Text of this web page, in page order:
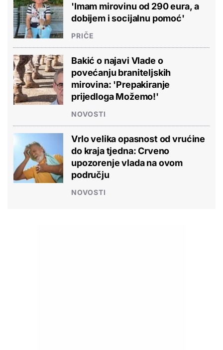
'Imam mirovinu od 290 eura, a
dobijem i socijalnu pomoć'
PRIČE
Bakić o najavi Vlade o
povećanju braniteljskih
mirovina: 'Prepakiranje
prijedloga Možemo!'
NOVOSTI
Vrlo velika opasnost od vrućine
do kraja tjedna: Crveno
upozorenje vlada na ovom
području
NOVOSTI